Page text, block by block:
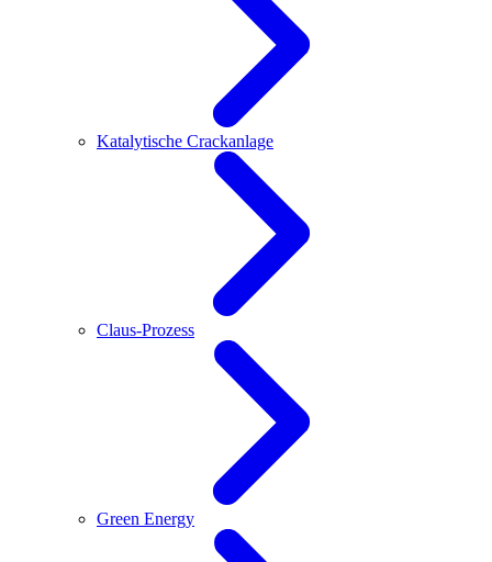
Katalytische Crackanlage
Claus-Prozess
Green Energy